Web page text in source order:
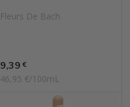
Fleurs De Bach
Prix
9,39 €
46,95 €/100mL